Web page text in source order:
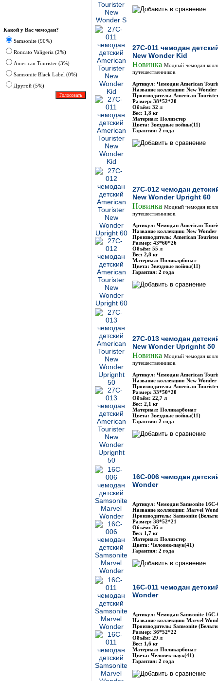
Какой у Вас чемодан?
Samsonite (90%)
Roncato Valigeria (2%)
American Tourister (3%)
Samsonite Black Label (0%)
Другoй (5%)
27C-011 чемодан
New Wonder Kid
Новинка Модный чемодан
путешественников.
Артикул: Чемодан American
Название коллекции: New
Производитель: American
Размер: 38*52*20
Объём: 32 л
Вес: 1,8 кг
Материал: Полиэстер
Цвета: Звездные войны(11)
Гарантия: 2 года
27C-012 чемодан
New Wonder Upright 60
Новинка Модный чемодан
путешественников.
Артикул: Чемодан American
Название коллекции: New
Производитель: American
Размер: 43*60*26
Объём: 55 л
Вес: 2,8 кг
Материал: Поликарбонат
Цвета: Звездные войны(11)
Гарантия: 2 года
27C-013 чемодан
New Wonder Uprignht 50
Новинка Модный чемодан
путешественников.
Артикул: Чемодан American
Название коллекции: New
Производитель: American
Размер: 33*50*20
Объём: 22,7 л
Вес: 2,1 кг
Материал: Поликарбонат
Цвета: Звездные войны(11)
Гарантия: 2 года
16C-006 чемодан
Wonder
Артикул: Чемодан Samsonite 16С-
Название коллекции: Marvel
Производитель: Samsonite
Размер: 38*52*21
Объём: 36 л
Вес: 1,7 кг
Материал: Полиэстер
Цвета: Человек-паук(41)
Гарантия: 2 года
16C-011 чемодан
Wonder
Артикул: Чемодан Samsonite 16С-
Название коллекции: Marvel
Производитель: Samsonite
Размер: 36*52*22
Объём: 29 л
Вес: 1,6 кг
Материал: Поликарбонат
Цвета: Человек-паук(41)
Гарантия: 2 года